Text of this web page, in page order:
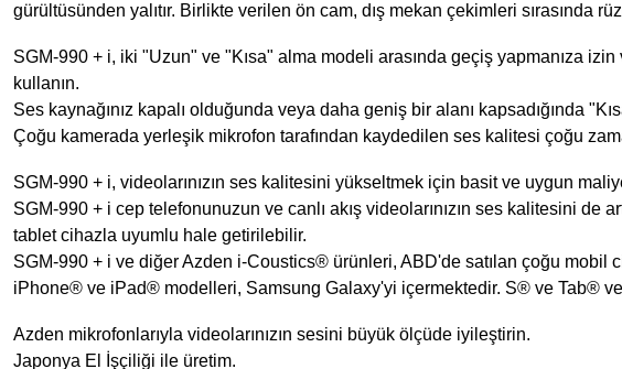
gürültüsünden yalıtır. Birlikte verilen ön cam, dış mekan çekimleri sırasında
SGM-990 + i, iki "Uzun" ve "Kısa" alma modeli arasında geçiş yapmanıza
kullanın.
Ses kaynağınız kapalı olduğunda veya daha geniş bir alanı kapsadığında
Çoğu kamerada yerleşik mikrofon tarafından kaydedilen ses kalitesi çoğu
SGM-990 + i, videolarınızın ses kalitesini yükseltmek için basit ve uygun
SGM-990 + i cep telefonunuzun ve canlı akış videolarınızın ses kalitesini
tablet cihazla uyumlu hale getirilebilir.
SGM-990 + i ve diğer Azden i-Coustics® ürünleri, ABD'de satılan çoğu mobil
iPhone® ve iPad® modelleri, Samsung Galaxy'yi içermektedir. S® ve Tab®
Azden mikrofonlarıyla videolarınızın sesini büyük ölçüde iyileştirin.
Japonya El İşçiliği ile üretim.